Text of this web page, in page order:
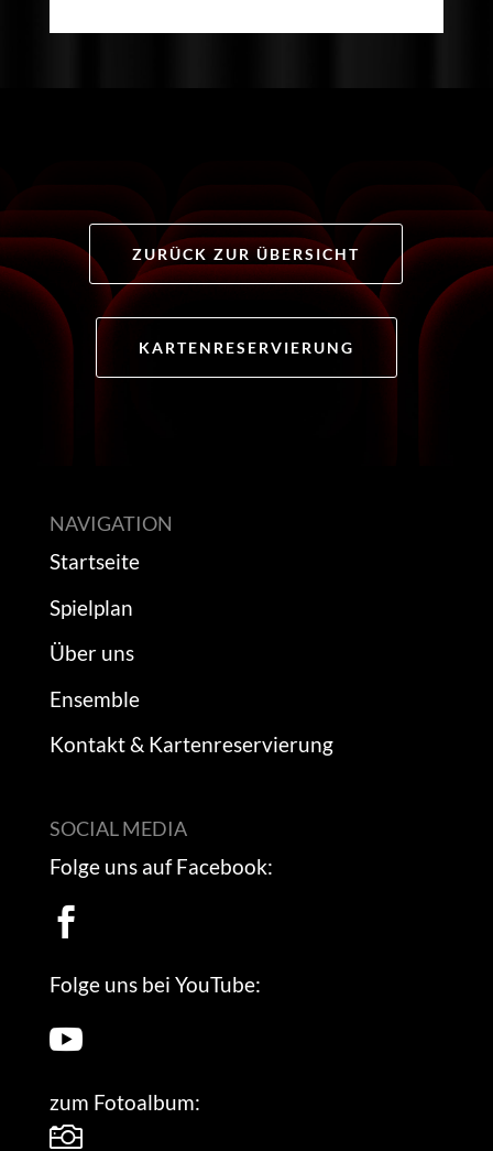
ZURÜCK ZUR ÜBERSICHT
KARTENRESERVIERUNG
NAVIGATION
Startseite
Spielplan
Über uns
Ensemble
Kontakt & Kartenreservierung
SOCIAL MEDIA
Folge uns auf Facebook:

Folge uns bei YouTube:

zum Fotoalbum:
